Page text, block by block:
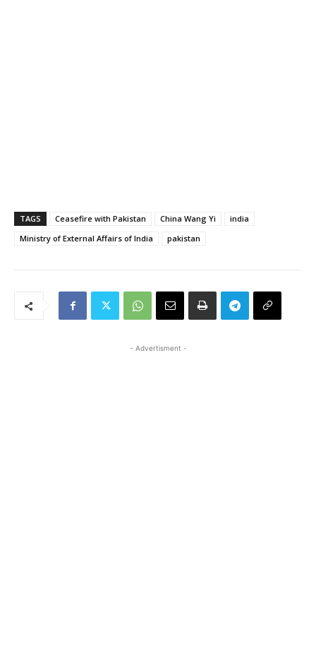
TAGS Ceasefire with Pakistan China Wang Yi
india
Ministry of External Affairs of India
pakistan
- Advertisment -